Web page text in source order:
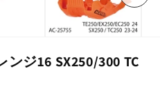
ジ16 SX250/300 TC